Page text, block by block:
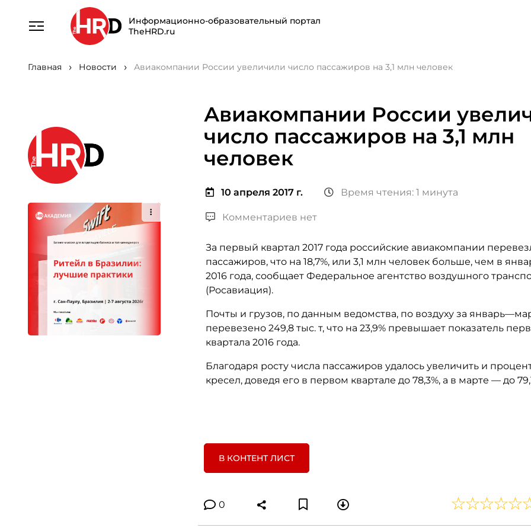
Информационно-образовательный портал
TheHRD.ru
Главная Новости Авиакомпании России увеличили число пассажиров на 3,1 млн человек
Авиакомпании России
число пассажиров на 3,1 млн
человек
10 апреля 2017 г. Время чтения: 1 минута
Комментариев нет
За первый квартал 2017 года российские авиакомпании
пассажиров, что на 18,7%, или 3,1 млн человек больше, чем в
2016 года, сообщает Федеральное агентство воздушного
(Росавиация).
Почты и грузов, по данным ведомства, по воздуху за
перевезено 249,8 тыс. т, что на 23,9% превышает показатель
квартала 2016 года.
Благодаря росту числа пассажиров удалось увеличить и
кресел, доведя его в первом квартале до 78,3%, а в марте — до
В КОНТЕНТ ЛИСТ
0